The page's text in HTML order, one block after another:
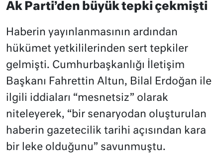
Ak Parti’den büyük tepki çekmişti
Haberin yayınlanmasının ardından
hükümet yetkililerinden sert tepkiler
gelmişti. Cumhurbaşkanlığı İletişim
Başkanı Fahrettin Altun, Bilal Erdoğan ile
ilgili iddiaları “mesnetsiz” olarak
niteleyerek, “bir senaryodan oluşturulan
haberin gazetecilik tarihi açısından kara
bir leke olduğunu” savunmuştu.